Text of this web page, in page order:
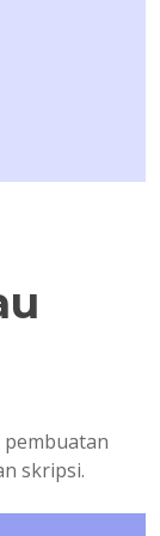
skripsi.